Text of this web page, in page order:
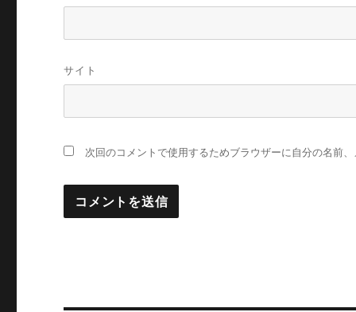
サイト
次回のコメントで使用するためブラウザーに自分の名前